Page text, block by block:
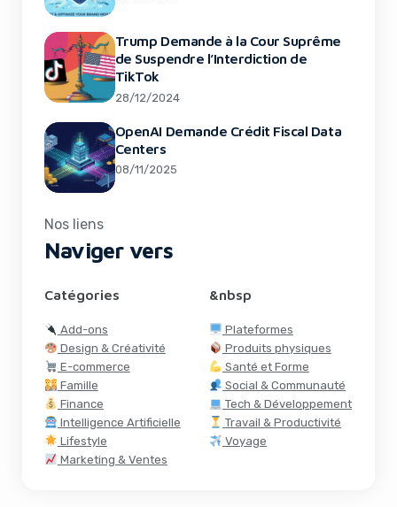
Trump Demande à la Cour Suprême
de Suspendre l’Interdiction de
TikTok
28/12/2024
OpenAI Demande Crédit Fiscal Data
Centers
08/11/2025
Nos liens
Naviger vers
Catégories
Add-ons
Design & Créativité
E-commerce
Famille
Finance
Intelligence Artificielle
Lifestyle
Marketing & Ventes
&nbsp
Plateformes
Produits physiques
Santé et Forme
Social & Communauté
Tech & Développement
Travail & Productivité
Voyage